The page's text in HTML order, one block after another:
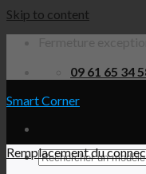
Skip to content
09 61 65 34
Smart Corner
Remplacement du